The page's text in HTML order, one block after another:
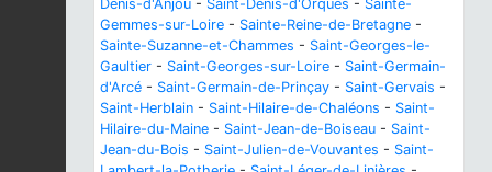
Denis-d'Anjou - Saint-Denis-d'Orques - Sainte-
Gemmes-sur-Loire - Sainte-Reine-de-Bretagne -
Sainte-Suzanne-et-Chammes - Saint-Georges-le-
Gaultier - Saint-Georges-sur-Loire - Saint-Germain-
d'Arcé - Saint-Germain-de-Prinçay - Saint-Gervais -
Saint-Herblain - Saint-Hilaire-de-Chaléons - Saint-
Hilaire-du-Maine - Saint-Jean-de-Boiseau - Saint-
Jean-du-Bois - Saint-Julien-de-Vouvantes - Saint-